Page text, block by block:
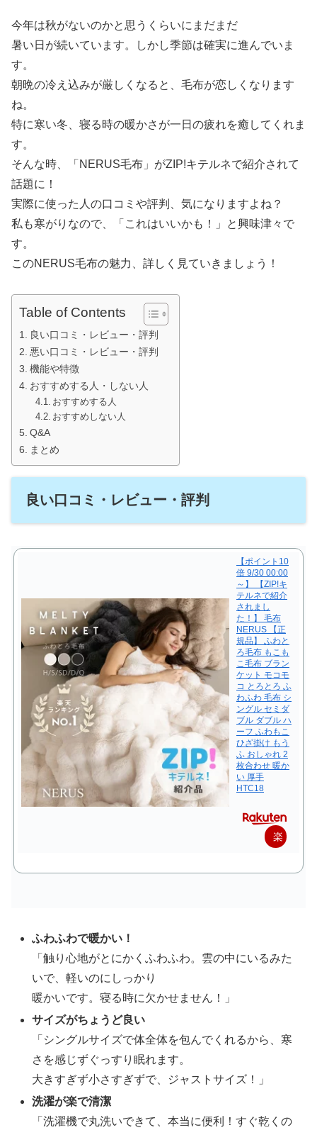
今年は秋がないのかと思うくらいにまだまだ
暑い日が続いています。しかし季節は確実に進んでいま
す。
朝晩の冷え込みが厳しくなると、毛布が恋しくなります
ね。
特に寒い冬、寝る時の暖かさが一日の疲れを癒してくれま
す。
そんな時、「NERUS毛布」がZIP!キテルネで紹介されて
話題に！
実際に使った人の口コミや評判、気になりますよね？
私も寒がりなので、「これはいいかも！」と興味津々で
す。
このNERUS毛布の魅力、詳しく見ていきましょう！
Table of Contents
良い口コミ・レビュー・評判
悪い口コミ・レビュー・評判
機能や特徴
おすすめする人・しない人
おすすめする人
おすすめしない人
Q&A
まとめ
良い口コミ・レビュー・評判
【ポイント10
倍 9/30 00:00
～】 【ZIP!キ
テルネで紹介
されまし
た！】 毛布
NERUS 【正
規品】 ふわと
ろ毛布 もこも
こ毛布 ブラン
ケット モコモ
コ とろとろ ふ
わふわ 毛布 シ
ングル セミダ
ブル ダブル ハ
ーフ ふわもこ
ひざ掛け もう
ふ おしゃれ 2
枚合わせ 暖か
い 厚手
HTC18
楽
ふわふわで暖かい！
「触り心地がとにかくふわふわ。雲の中にいるみた
いで、軽いのにしっかり
暖かいです。寝る時に欠かせません！」
サイズがちょうど良い
「シングルサイズで体全体を包んでくれるから、寒
さを感じずぐっすり眠れます。
大きすぎず小さすぎずで、ジャストサイズ！」
洗濯が楽で清潔
「洗濯機で丸洗いできて、本当に便利！すぐ乾くの